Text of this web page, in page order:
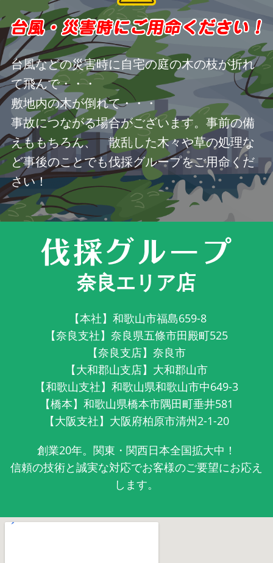
台風などの災害時に自宅の庭の木の枝が折れ
て飛んで・・・
敷地内の木が倒れて・・・
事故につながる場合がございます。事前の備
えももちろん、 散乱した木々や草の処理な
ど事後のことでも伐採グループをご用命くだ
さい！
奈良エリア店
【本社】和歌山市福島659-8
【奈良支社】奈良県五條市田殿町525
【奈良支店】奈良市
【大和郡山支店】大和郡山市
【和歌山支社】和歌山県和歌山市中649-3
【橋本】和歌山県橋本市隅田町垂井581
【大阪支社】大阪府柏原市清州2-1-20
創業20年。関東・関西日本全国拡大中！
信頼の技術と誠実な対応でお客様のご要望にお応え
します。